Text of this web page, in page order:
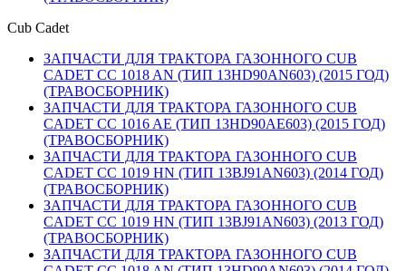
Cub Cadet
ЗАПЧАСТИ ДЛЯ ТРАКТОРА ГАЗОННОГО CUB
CADET CC 1018 AN (ТИП 13HD90AN603) (2015 ГОД)
(ТРАВОСБОРНИК)
ЗАПЧАСТИ ДЛЯ ТРАКТОРА ГАЗОННОГО CUB
CADET CC 1016 AE (ТИП 13HD90AE603) (2015 ГОД)
(ТРАВОСБОРНИК)
ЗАПЧАСТИ ДЛЯ ТРАКТОРА ГАЗОННОГО CUB
CADET CC 1019 HN (ТИП 13BJ91AN603) (2014 ГОД)
(ТРАВОСБОРНИК)
ЗАПЧАСТИ ДЛЯ ТРАКТОРА ГАЗОННОГО CUB
CADET CC 1019 HN (ТИП 13BJ91AN603) (2013 ГОД)
(ТРАВОСБОРНИК)
ЗАПЧАСТИ ДЛЯ ТРАКТОРА ГАЗОННОГО CUB